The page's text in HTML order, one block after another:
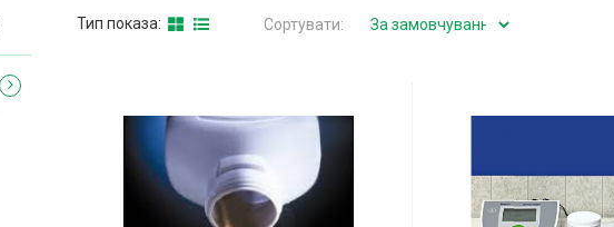
Тип показа: Сортувати: